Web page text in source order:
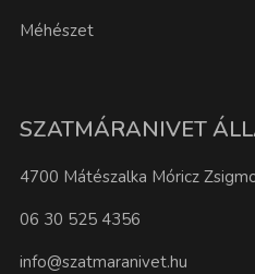
Méhészet
SZATMÁRANIVET
4700 Mátészalka Móricz
06 30 525 4356
info@szatmaranivet.hu